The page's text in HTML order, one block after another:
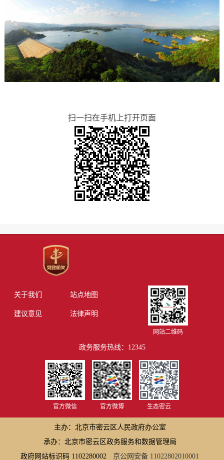
扫一扫在手机上打开页面
关于我们 站点地图
建议意见 法律声明
网站二维码
政务服务热线：12345
官方微信 官方微博 生态密云
主办：北京市密云区人民政府办公室
承办：北京市密云区政务服务和数据管理局
政府网站标识码 1102280002
京公网安备 11022802010001